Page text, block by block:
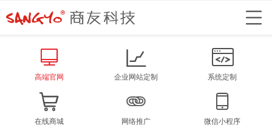
高端官网 企业网站定制 系统定制
在线商城 网络推广 微信小程序